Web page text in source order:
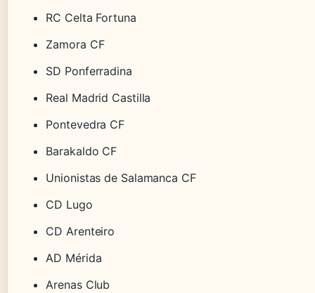
RC Celta Fortuna
Zamora CF
SD Ponferradina
Real Madrid Castilla
Pontevedra CF
Barakaldo CF
Unionistas de Salamanca CF
CD Lugo
CD Arenteiro
AD Mérida
Arenas Club